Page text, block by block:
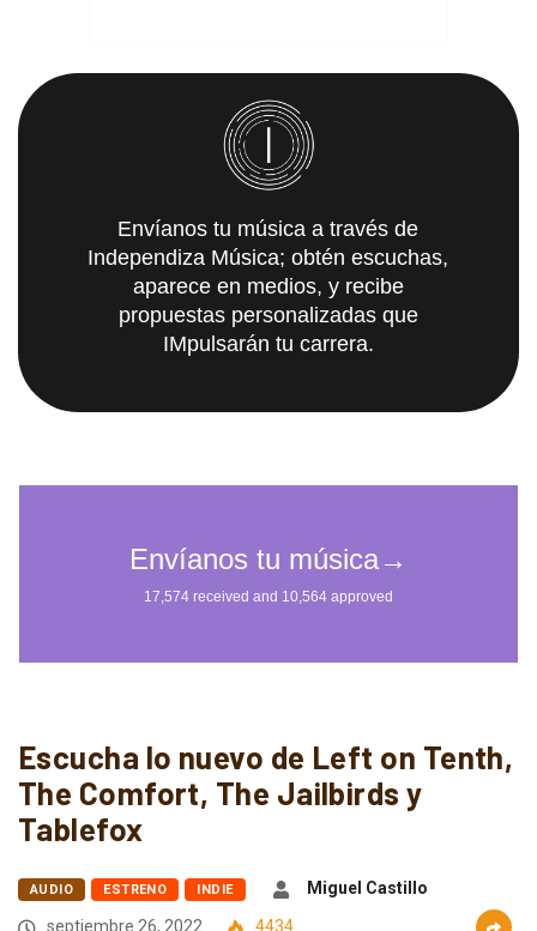
Envíanos tu música a través de
Independiza Música; obtén escuchas,
aparece en medios, y recibe
propuestas personalizadas que
IMpulsarán tu carrera.
Escucha lo nuevo de Left on Tenth,
The Comfort, The Jailbirds y
Tablefox
AUDIO ESTRENO INDIE
Miguel Castillo
septiembre 26, 2022
4434